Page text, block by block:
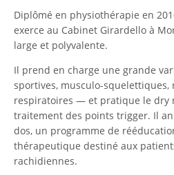
Diplômé en physiothérapie en
exerce au Cabinet Girardello à
large et polyvalente.
Il prend en charge une grande
sportives, musculo-squelettiques,
respiratoires — et pratique le dry
traitement des points trigger. Il
dos, un programme de
thérapeutique destiné aux
rachidiennes.